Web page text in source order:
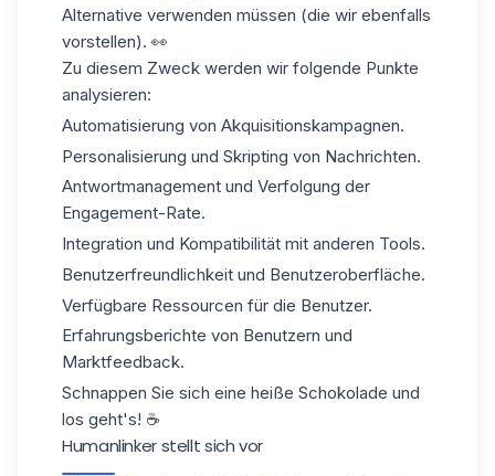
Alternative verwenden müssen (die wir ebenfalls
vorstellen). 👀
Zu diesem Zweck werden wir folgende Punkte
analysieren:
Automatisierung von Akquisitionskampagnen.
Personalisierung und Skripting von Nachrichten.
Antwortmanagement und Verfolgung der
Engagement-Rate.
Integration und Kompatibilität mit anderen Tools.
Benutzerfreundlichkeit und Benutzeroberfläche.
Verfügbare Ressourcen für die Benutzer.
Erfahrungsberichte von Benutzern und
Marktfeedback.
Schnappen Sie sich eine heiße Schokolade und
los geht's! ☕️
Humanlinker stellt sich vor